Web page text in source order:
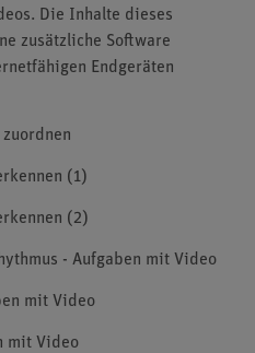
Die Inhalte dieses
zusätzliche Software
Endgeräten
zuordnen
(1)
(2)
- Aufgaben mit Video
mit Video
mit Video